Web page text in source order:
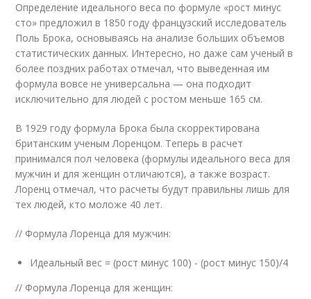
Определение идеального веса по формуле «рост минус
сто» предложил в 1850 году французский исследователь
Поль Брока, основываясь на анализе больших объемов
статистических данных. Интересно, но даже сам ученый в
более поздних работах отмечал, что выведенная им
формула вовсе не универсальна — она подходит
исключительно для людей с ростом меньше 165 см.
В 1929 году формула Брока была скорректирована
британским ученым Лоренцом. Теперь в расчет
принимался пол человека (формулы идеального веса для
мужчин и для женщин отличаются), а также возраст.
Лоренц отмечал, что расчеты будут правильны лишь для
тех людей, кто моложе 40 лет.
// Формула Лоренца для мужчин:
Идеальный вес = (рост минус 100) - (рост минус 150)/4
// Формула Лоренца для женщин: